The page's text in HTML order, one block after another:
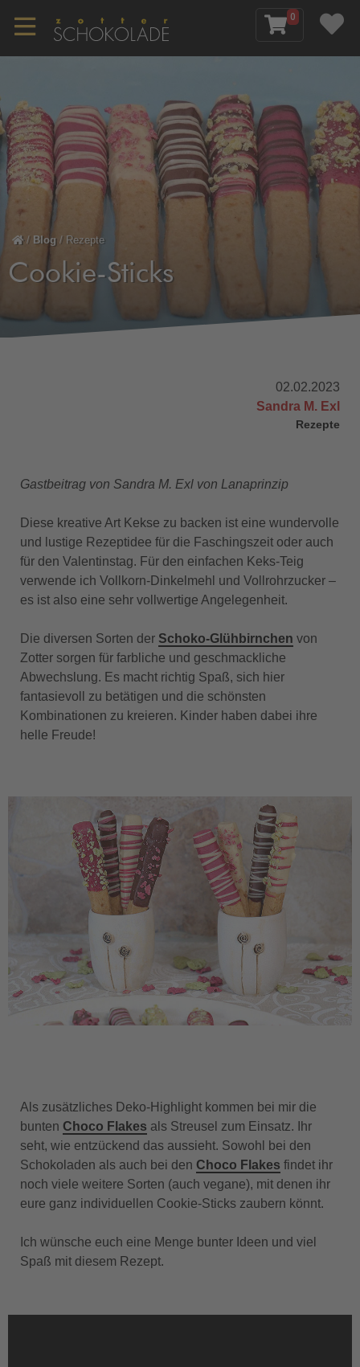
0
/ Blog / Rezepte
Cookie-Sticks
02.02.2023
Sandra M. Exl
Rezepte
Gastbeitrag von Sandra M. Exl von Lanaprinzip
Diese kreative Art Kekse zu backen ist eine wundervolle
und lustige Rezeptidee für die Faschingszeit oder auch
für den Valentinstag. Für den einfachen Keks-Teig
verwende ich Vollkorn-Dinkelmehl und Vollrohrzucker –
es ist also eine sehr vollwertige Angelegenheit.
Die diversen Sorten der Schoko-Glühbirnchen von
Zotter sorgen für farbliche und geschmackliche
Abwechslung. Es macht richtig Spaß, sich hier
fantasievoll zu betätigen und die schönsten
Kombinationen zu kreieren. Kinder haben dabei ihre
helle Freude!
Als zusätzliches Deko-Highlight kommen bei mir die
bunten Choco Flakes als Streusel zum Einsatz. Ihr
seht, wie entzückend das aussieht. Sowohl bei den
Schokoladen als auch bei den Choco Flakes findet ihr
noch viele weitere Sorten (auch vegane), mit denen ihr
eure ganz individuellen Cookie-Sticks zaubern könnt.
Ich wünsche euch eine Menge bunter Ideen und viel
Spaß mit diesem Rezept.